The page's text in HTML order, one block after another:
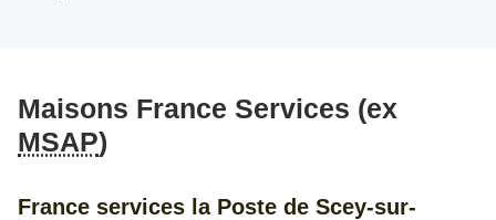
Maisons France Services (ex
MSAP)
France services la Poste de Scey-sur-